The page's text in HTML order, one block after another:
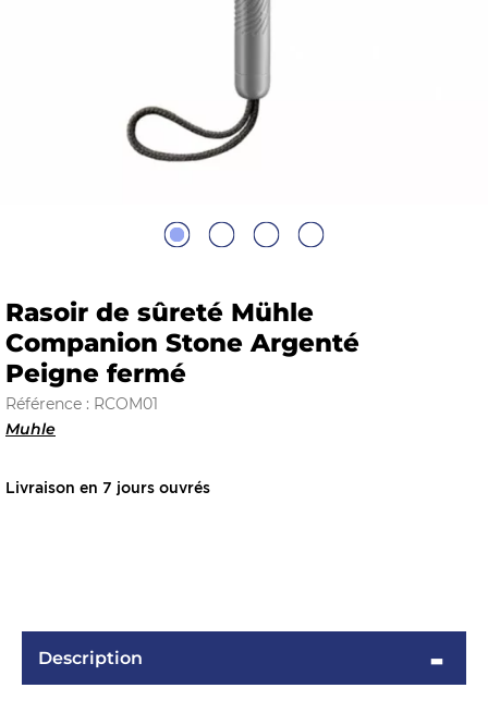
Rasoir de sûreté Mühle
Companion Stone Argenté
Peigne fermé
Référence : RCOM01
Muhle
Livraison en 7 jours ouvrés
Description